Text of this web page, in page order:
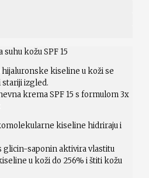
kožu SPF 15
kiseline u koži se
stariji izgled.
krema SPF 15 s formulom 3x
kiseline hidriraju i
glicin-saponin aktivira vlastitu
u koži do 256% i štiti kožu